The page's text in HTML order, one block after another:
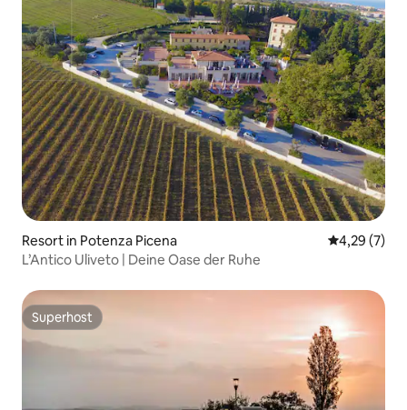
Resort in Potenza Picena
4,29 (7)
L’Antico Uliveto | Deine Oase der Ruhe
Superhost
Superhost